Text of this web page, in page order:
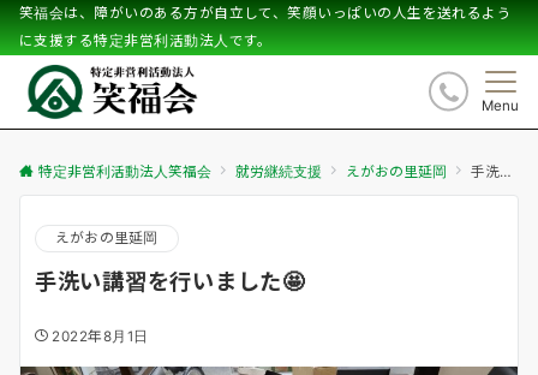
笑福会は、障がいのある方が自立して、笑顔いっぱいの人生を送れるよう
に支援する特定非営利活動法人です。
Menu
特定非営利活動法人笑福会 就労継続支援 えがおの里延岡 手洗い講習を行いました🤩
えがおの里延岡
手洗い講習を行いました🤩
2022年8月1日